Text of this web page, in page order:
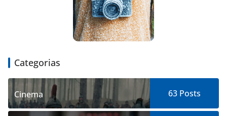
Categorias
Cinema 63 Posts